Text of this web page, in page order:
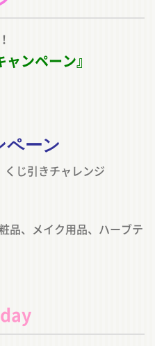
ンペーン』
ペーン
じ引きチャレンジ︎
品、メイク用品、ハーブテ